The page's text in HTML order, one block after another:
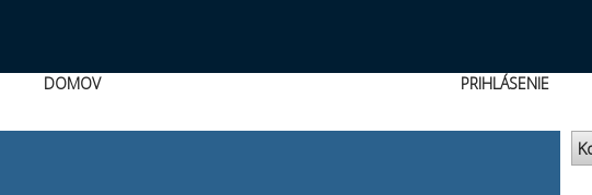
DOMOV
PRIHLÁSENIE